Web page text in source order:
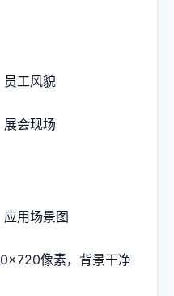
员工风貌
会现场
用场景图
像素，背景干净